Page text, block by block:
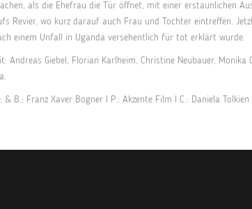
als die Ehefrau die Tür öffnet, mit einer erstaunlichen
Revier, wo kurz darauf auch Frau und Tochter eintreffen.
einem Unfall in Uganda versehentlich für tot erklärt wurde.
Andreas Giebel, Florian Karlheim, Christine Neubauer,
& B.: Franz Xaver Bogner I P.: Akzente Film I C.: Daniela Tolkien